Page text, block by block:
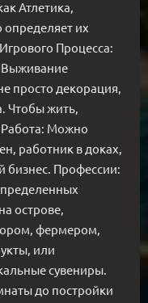
Атлетика,
определяет их
Процесса:
Выживание
просто декорация,
Чтобы жить,
Работа: Можно
работник в доках,
бизнес. Профессии:
острове,
фермером,
или
сувениры.
до постройки